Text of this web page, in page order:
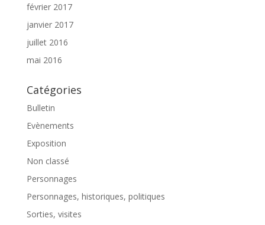
février 2017
janvier 2017
juillet 2016
mai 2016
Catégories
Bulletin
Evènements
Exposition
Non classé
Personnages
Personnages, historiques, politiques
Sorties, visites